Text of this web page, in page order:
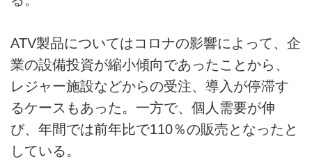
ATV製品についてはコロナの影響によって、企
業の設備投資が縮小傾向であったことから、
レジャー施設などからの受注、導入が停滞す
るケースもあった。一方で、個人需要が伸
び、年間では前年比で110％の販売となったと
している。